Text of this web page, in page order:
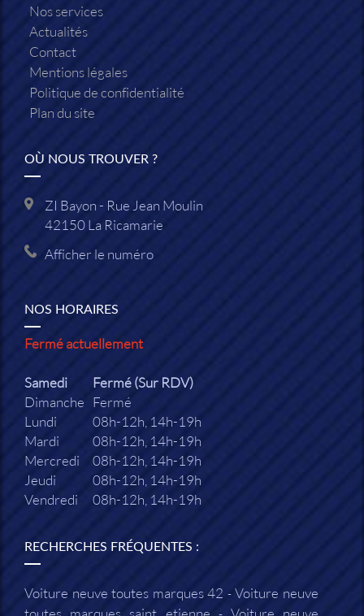
Nos services
Actualités
Contact
Mentions légales
Politique de confidentialité
Plan du site
OÙ NOUS TROUVER ?
ZI Bayon - Rue Jean Moulin
42150La Ricamarie
Afficher le numéro
NOS HORAIRES
Fermé actuellement
Samedi
Fermé (Sur RDV)
Dimanche Fermé
Lundi
08h-12h, 14h-19h
Mardi
08h-12h, 14h-19h
Mercredi
08h-12h, 14h-19h
Jeudi
08h-12h, 14h-19h
Vendredi
08h-12h, 14h-19h
RECHERCHES FRÉQUENTES :
Voiture neuve toutes marques 42
Voiture neuve